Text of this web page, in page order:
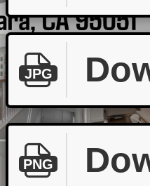
JPG
PNG